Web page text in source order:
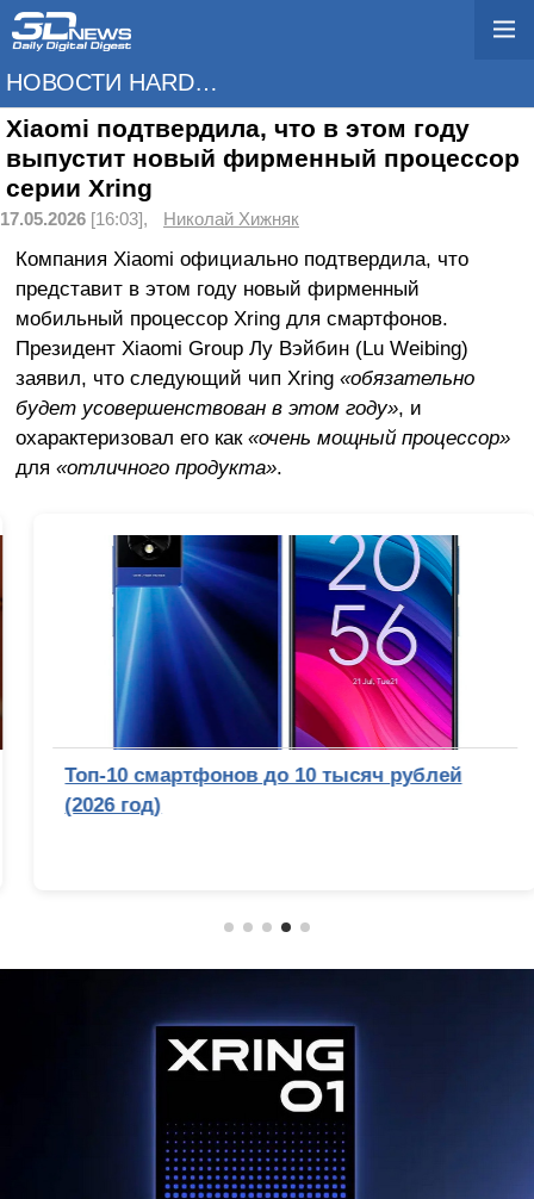
НОВОСТИ HARDWARE
Xiaomi подтвердила, что в этом году
выпустит новый фирменный процессор
серии Xring
17.05.2026 [16:03], Николай Хижняк
Компания Xiaomi официально подтвердила, что
представит в этом году новый фирменный
мобильный процессор Xring для смартфонов.
Президент Xiaomi Group Лу Вэйбин (Lu Weibing)
заявил, что следующий чип Xring «обязательно
будет усовершенствован в этом году», и
охарактеризовал его как «очень мощный процессор»
для «отличного продукта».
Топ-10 смартфонов до 10 тысяч рублей
(2026 год)